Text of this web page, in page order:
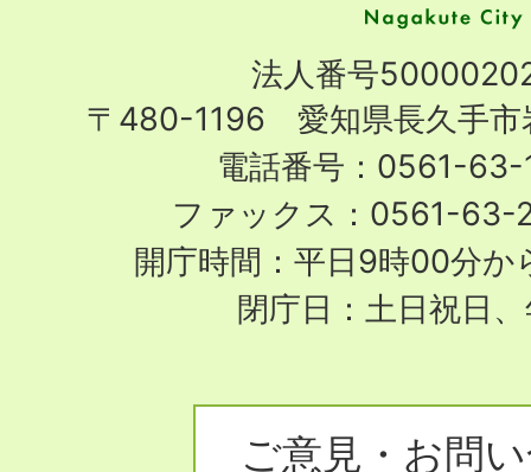
City
法人番号
〒480-1196 愛知県長久手市
電話番号：0561-63-
ファックス：0561-63-
開庁時間：平日9時00分
閉庁日：土日祝日
ご意見・お問